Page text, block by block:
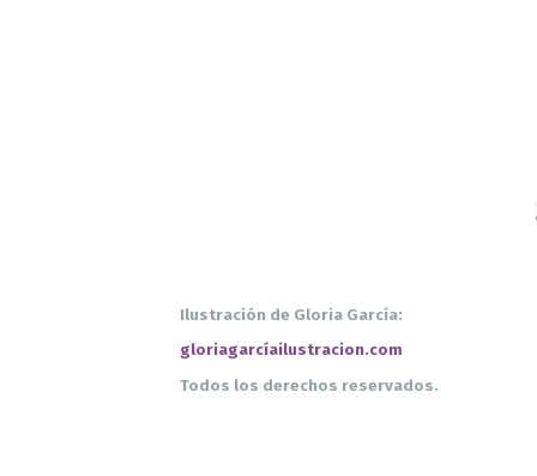
Ilustración de Gloria García:
gloriagarcíailustracion.com
Todos los derechos reservados.